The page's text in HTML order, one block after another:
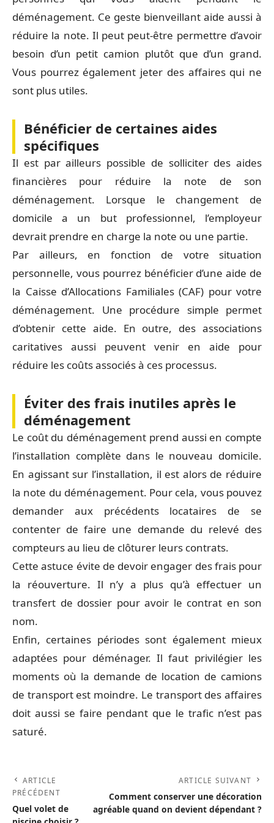
déménagement. Ce geste bienveillant aide aussi à
réduire la note. Il peut peut-être permettre d’avoir
besoin d’un petit camion plutôt que d’un grand.
Vous pourrez également jeter des affaires qui ne
sont plus utiles.
Bénéficier de certaines aides
spécifiques
Il est par ailleurs possible de solliciter des aides
financières pour réduire la note de son
déménagement. Lorsque le changement de
domicile a un but professionnel, l’employeur
devrait prendre en charge la note ou une partie.
Par ailleurs, en fonction de votre situation
personnelle, vous pourrez bénéficier d’une aide de
la Caisse d’Allocations Familiales (CAF) pour votre
déménagement. Une procédure simple permet
d’obtenir cette aide. En outre, des associations
caritatives aussi peuvent venir en aide pour
réduire les coûts associés à ces processus.
Éviter des frais inutiles après le
déménagement
Le coût du déménagement prend aussi en compte
l’installation complète dans le nouveau domicile.
En agissant sur l’installation, il est alors de réduire
la note du déménagement. Pour cela, vous pouvez
demander aux précédents locataires de se
contenter de faire une demande du relevé des
compteurs au lieu de clôturer leurs contrats.
Cette astuce évite de devoir engager des frais pour
la réouverture. Il n’y a plus qu’à effectuer un
transfert de dossier pour avoir le contrat en son
nom.
Enfin, certaines périodes sont également mieux
adaptées pour déménager. Il faut privilégier les
moments où la demande de location de camions
de transport est moindre. Le transport des affaires
doit aussi se faire pendant que le trafic n’est pas
saturé.
ARTICLE
PRÉCÉDENT
Quel volet de
ARTICLE SUIVANT
Comment conserver une décoration
agréable quand on devient dépendant ?